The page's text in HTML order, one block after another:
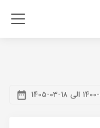
18-03-1405